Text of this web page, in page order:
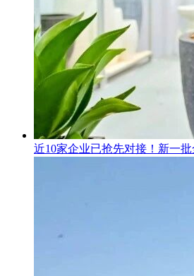
近10家企业已抢先对接！新一